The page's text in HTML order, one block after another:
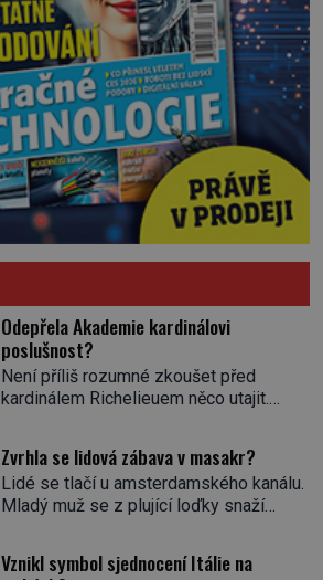
Odepřela Akademie kardinálovi
poslušnost?
Není příliš rozumné zkoušet před
kardinálem Richelieuem něco utajit.
rázně zatočit. Od roku 1629 se
setkávají v pařížském domě
spisovatele Valentina Conrarta (1603–
Nikomu se tím ale příliš nechlubí. Někdo
by jejich spolek klidně mohl považovat
Zvrhla se lidová zábava v masakr?
Lidé se tlačí u amsterdamského kanálu.
Mladý muž se z plující loďky snaží
vody. Diváci křičí a smějí se. Nevinná
Vznikl symbol sjednocení Itálie na